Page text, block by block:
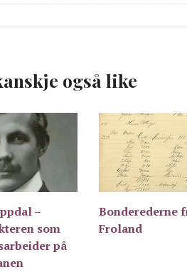
også like
–
som
på
Bonderederne
Froland